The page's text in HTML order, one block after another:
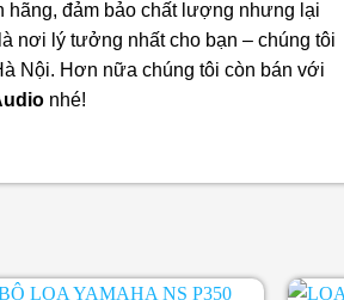
hãng, đảm bảo chất lượng nhưng lại
nơi lý tưởng nhất cho bạn – chúng tôi
Nội. Hơn nữa chúng tôi còn bán với
nhé!